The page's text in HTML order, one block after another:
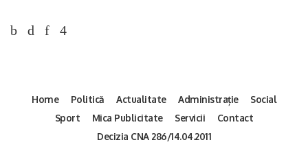
Home Politică Actualitate Administrație
Social
Sport
Mica Publicitate Servicii
Contact
Decizia CNA 286/14.04.2011